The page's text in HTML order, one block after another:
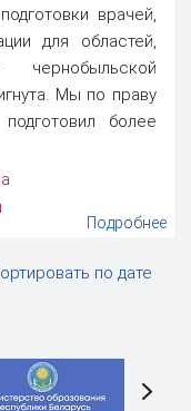
врачей,
для областей,
Мы по праву
более
Подробнее
по дате